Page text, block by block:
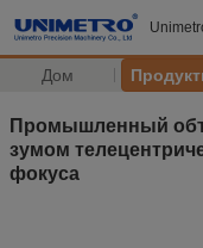
Дом
Промышленный
зумом
фокуса